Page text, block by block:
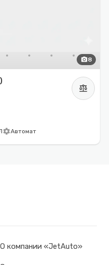
photo_camera8
balance
settingsАвтомат
О компании «JetAuto»